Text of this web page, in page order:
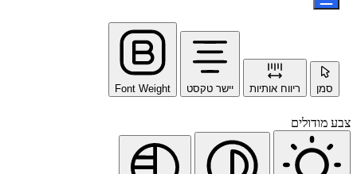
סמן ריווח אותיות יישר טקסט Font Weight
צבע מודולים